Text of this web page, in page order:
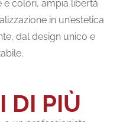
e colori, ampia libertà
in un’estetica
dal design unico e
DI PIÙ